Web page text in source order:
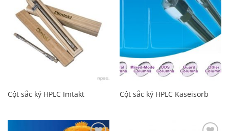
Cột sắc ký HPLC Imtakt Cột sắc ký HPLC Kaseisorb